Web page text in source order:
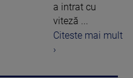
a intrat cu
viteză ...
Citeste mai mult
›